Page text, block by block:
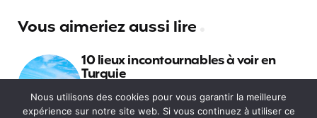
Vous aimeriez aussi lire
10 lieux incontournables à voir en
Turquie
Nous utilisons des cookies pour vous garantir la meilleure
expérience sur notre site web. Si vous continuez à utiliser ce